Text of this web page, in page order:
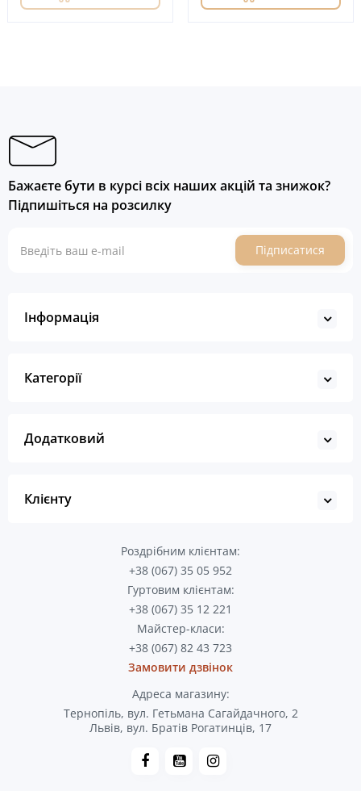
Бажаєте бути в курсі всіх наших акцій та знижок?
Підпишіться на розсилку
Підписатися
Інформація
Категорії
Додатковий
Клієнту
Роздрібним клієнтам:
+38 (067) 35 05 952
Гуртовим клієнтам:
+38 (067) 35 12 221
Майстер-класи:
+38 (067) 82 43 723
Замовити дзвінок
Адреса магазину:
Тернопіль, вул. Гетьмана Сагайдачного, 2
Львів, вул. Братів Рогатинців, 17